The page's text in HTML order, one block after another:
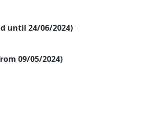
until 24/06/2024)
09/05/2024)